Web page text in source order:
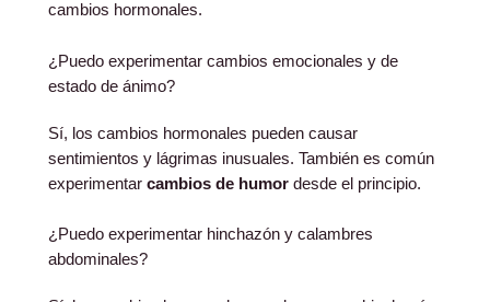
cambios hormonales.
¿Puedo experimentar cambios emocionales y de
estado de ánimo?
Sí, los cambios hormonales pueden causar
sentimientos y lágrimas inusuales. También es común
experimentar cambios de humor desde el principio.
¿Puedo experimentar hinchazón y calambres
abdominales?